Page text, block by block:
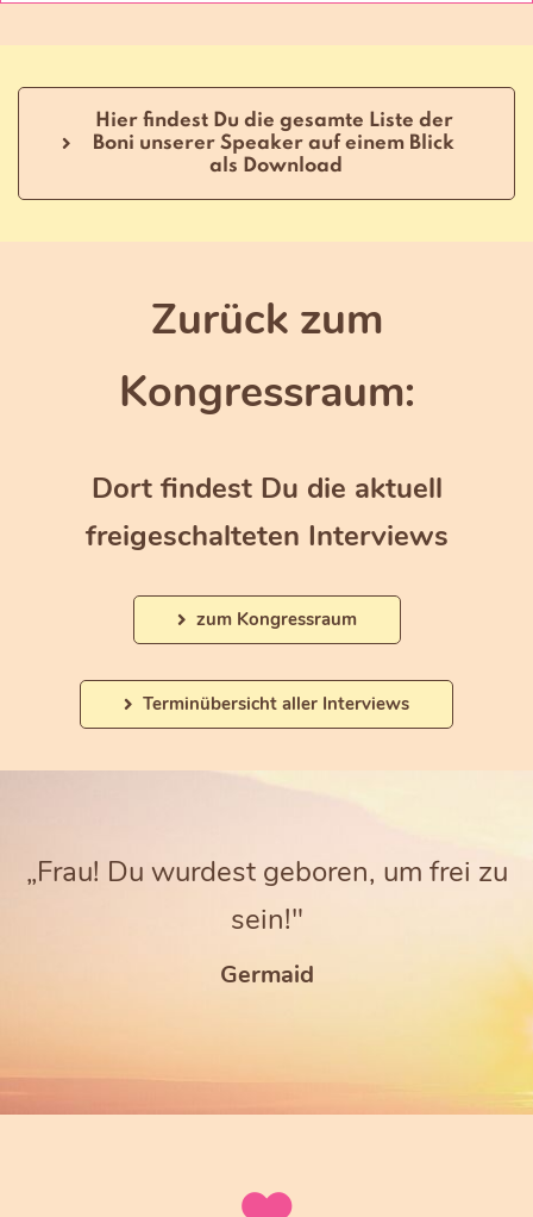
Hier findest Du die gesamte Liste der
Boni unserer Speaker auf einem Blick
als Download
Zurück zum
Kongressraum:
Dort findest Du die aktuell
freigeschalteten Interviews
zum Kongressraum
Terminübersicht aller Interviews
„Frau! Du wurdest geboren, um frei zu
sein!"
Germaid